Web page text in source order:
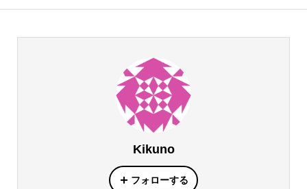
Kikuno
フォローする